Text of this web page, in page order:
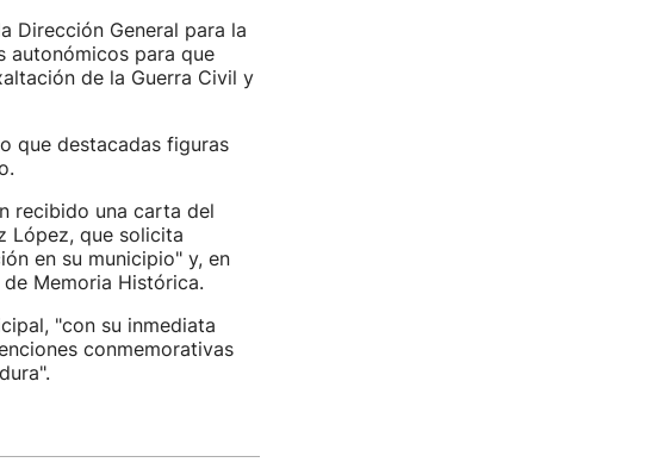
Dirección General para la
autonómicos para que
de la Guerra Civil y
que destacadas figuras
recibido una carta del
López, que solicita
en su municipio" y, en
Memoria Histórica.
"con su inmediata
conmemorativas